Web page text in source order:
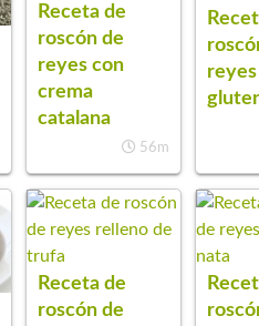
Receta de
roscón de
reyes con
crema
catalana
56m
Receta de
roscón de